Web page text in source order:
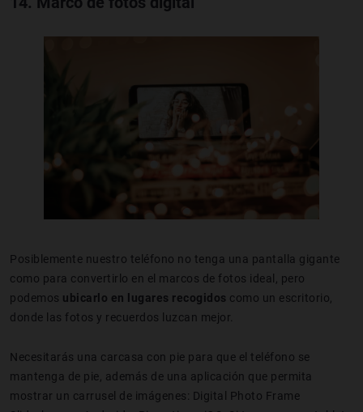
Posiblemente nuestro teléfono no tenga una pantalla gigante
como para convertirlo en el marcos de fotos ideal, pero
podemos ubicarlo en lugares recogidos como un escritorio,
donde las fotos y recuerdos luzcan mejor.
Necesitarás una carcasa con pie para que el teléfono se
mantenga de pie, además de una aplicación que permita
mostrar un carrusel de imágenes: Digital Photo Frame